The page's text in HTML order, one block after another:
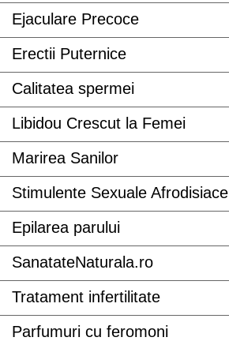
Ejaculare Precoce
Erectii Puternice
Calitatea spermei
Libidou Crescut la Femei
Marirea Sanilor
Stimulente Sexuale Afrodisiace
Epilarea parului
SanatateNaturala.ro
Tratament infertilitate
Parfumuri cu feromoni